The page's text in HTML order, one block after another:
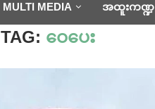
MULTI MEDIA အထူးကဏ္ဍ
TAG: ဝေပေး